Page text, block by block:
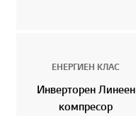
ЕНЕРГИЕН КЛАС
Инверторен Линеен
компресор